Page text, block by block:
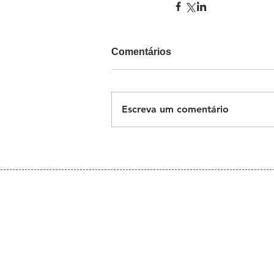
Comentários
Escreva um comentário